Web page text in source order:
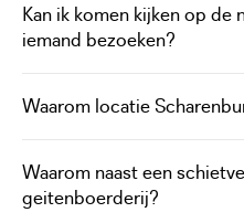
Kan ik komen kijken op de
iemand bezoeken?
Waarom locatie
Waarom naast een
geitenboerderij?